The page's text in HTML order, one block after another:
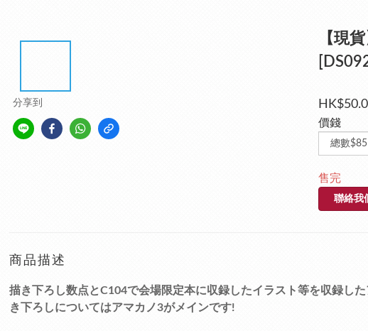
分享到
【現
價錢
售完
聯絡我
商品描述
描き下ろし数点とC104で会場限定本に収録したイラスト等を収録し
き下ろしについてはアマカノ3がメインです!